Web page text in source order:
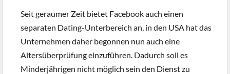
Seit geraumer Zeit bietet Facebook auch einen
separaten Dating-Unterbereich an, in den USA hat das
Unternehmen daher begonnen nun auch eine
Altersüberprüfung einzuführen. Dadurch soll es
Minderjährigen nicht möglich sein den Dienst zu